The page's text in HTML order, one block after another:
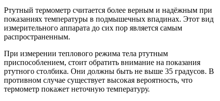
Ртутный термометр считается более верным и надёжным при
показаниях температуры в подмышечных впадинах. Этот вид
измерительного аппарата до сих пор является самым
распространенным.
При измерении теплового режима тела ртутным
приспособлением, стоит обратить внимание на показания
ртутного столбика. Они должны быть не выше 35 градусов. В
противном случае существует высокая вероятность, что
термометр покажет неточную температуру.